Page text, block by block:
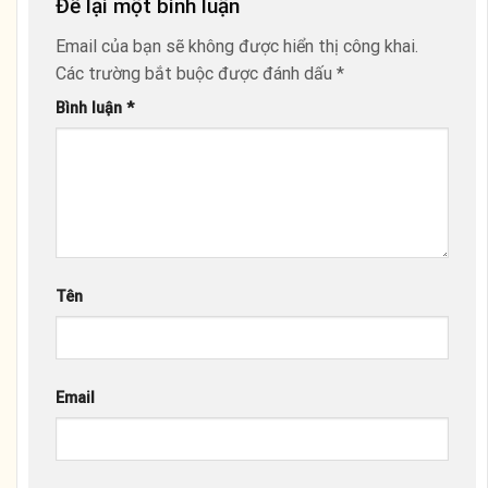
Để lại một bình luận
Email của bạn sẽ không được hiển thị công khai.
Các trường bắt buộc được đánh dấu *
Bình luận *
Tên
Email